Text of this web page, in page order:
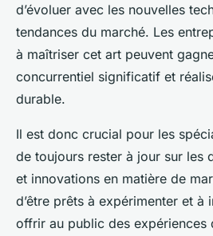
d’évoluer avec les nouvelles
tendances du marché. Les
à maîtriser cet art peuvent
concurrentiel significatif et
durable.
Il est donc crucial pour les
de toujours rester à jour sur les
et innovations en matière de
d’être prêts à expérimenter et
offrir au public des expériences